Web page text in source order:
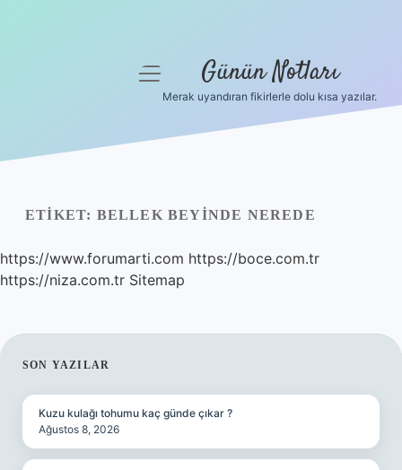
Yasal Uyarı
Hakkımızda
menüyü
Günün Notları
Merak uyandıran fikirlerle dolu kısa yazılar.
ETIKET: BELLEK BEYINDE NEREDE
https://www.forumarti.com https://boce.com.tr
https://niza.com.tr Sitemap
SIDEBAR
SON YAZILAR
Kuzu kulağı tohumu kaç günde çıkar ?
Ağustos 8, 2026